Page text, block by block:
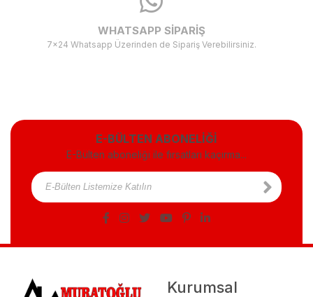
WHATSAPP SİPARİŞ
7x24 Whatsapp Üzerinden de Sipariş Verebilirsiniz.
E-BÜLTEN ABONELİĞİ
E-Bülten aboneliği ile fırsatları kaçırma...
Kurumsal